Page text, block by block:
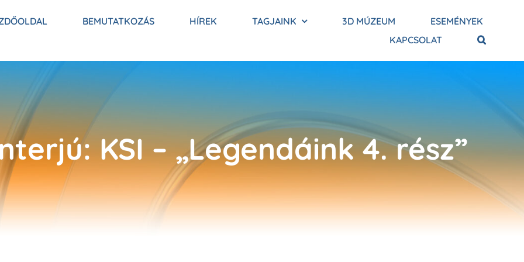
BEMUTATKOZÁS HÍREK TAGJAINK 3D MÚZEUM
ESEMÉNYEK
KAPCSOLAT
KSI – „Legendáink 4. rész”